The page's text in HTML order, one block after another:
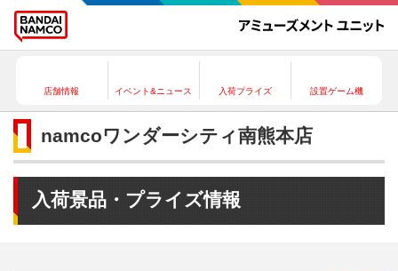
店舗情報 イベント&ニュース 入荷プライズ 設置ゲーム機
namcoワンダーシティ南熊本店
入荷景品・プライズ情報